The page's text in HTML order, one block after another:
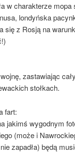
w charakterze
londyńska
się z Rosją na
zastawiając
stołkach.
fart:
jakimś wygodnym
(może i
zapadła) będą